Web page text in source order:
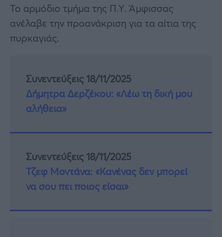
Το αρμόδιο τμήμα της Π.Υ. Άμφισσας
ανέλαβε την προανάκριση για τα αίτια της
πυρκαγιάς.
Συνεντεύξεις 18/11/2025
Δήμητρα Δερζέκου: «Λέω τη δική μου
αλήθεια»
Συνεντεύξεις 18/11/2025
Τζεφ Μοντάνα: «Κανένας δεν μπορεί
να σου πει ποιος είσαι»